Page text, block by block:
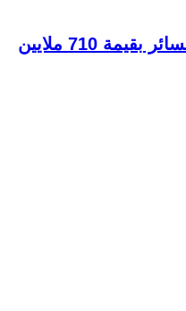
القرصنة الرقمية تُكبّد كينيا خسائر بقيمة 710 ملايين